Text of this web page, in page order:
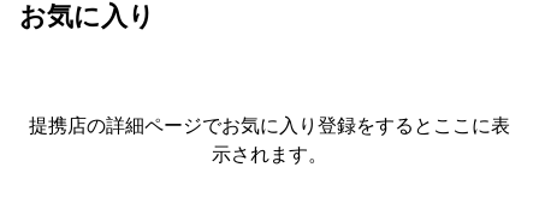
お気に入り
提携店の詳細ページでお気に入り登録をすると ここに表
示されます。